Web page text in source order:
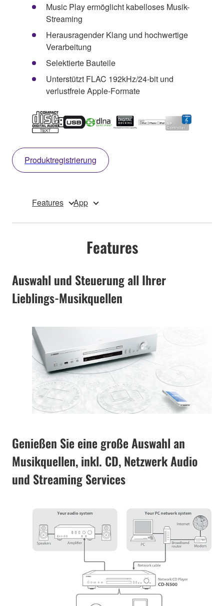
Music Play ermöglicht kabelloses Musik-
Streaming
Herausragender Klang und hochwertige
Verarbeitung
Selektierte Bauteile
Unterstützt FLAC 192kHz/24-bit und
verlustfreie Apple-Formate
Produktregistrierung
Features App
Features
Auswahl und Steuerung all Ihrer
Lieblings-Musikquellen
Genießen Sie eine große Auswahl an
Musikquellen, inkl. CD, Netzwerk Audio
und Streaming Services